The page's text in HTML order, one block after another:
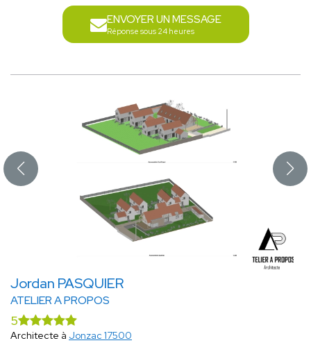
ENVOYER UN MESSAGE
Réponse sous 24 heures
Jordan PASQUIER
ATELIER A PROPOS
5
Architecte à Jonzac 17500